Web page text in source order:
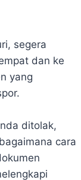
segera
dan ke
yang
ditolak,
cara